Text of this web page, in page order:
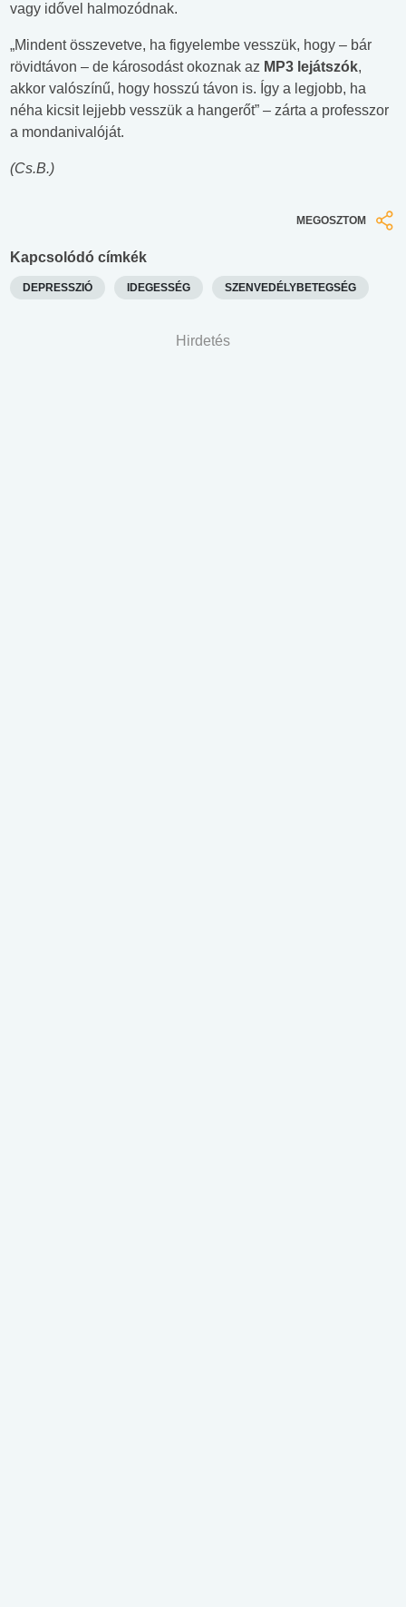
vagy idővel halmozódnak.
„Mindent összevetve, ha figyelembe vesszük, hogy – bár
rövidtávon – de károsodást okoznak az MP3 lejátszók,
akkor valószínű, hogy hosszú távon is. Így a legjobb, ha
néha kicsit lejjebb vesszük a hangerőt” – zárta a professzor
a mondanivalóját.
(Cs.B.)
MEGOSZTOM
Kapcsolódó címkék
DEPRESSZIÓ IDEGESSÉG SZENVEDÉLYBETEGSÉG
Hirdetés